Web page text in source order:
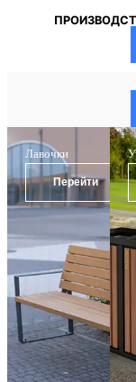
Лавочки
Перейти